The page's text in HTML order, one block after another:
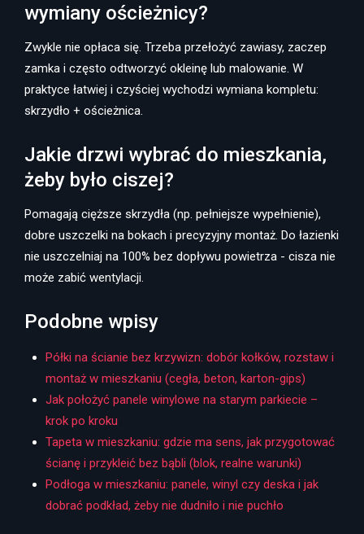
wymiany ościeżnicy?
Zwykle nie opłaca się. Trzeba przełożyć zawiasy, zaczep
zamka i często odtworzyć okleinę lub malowanie. W
praktyce łatwiej i czyściej wychodzi wymiana kompletu:
skrzydło + ościeżnica.
Jakie drzwi wybrać do mieszkania,
żeby było ciszej?
Pomagają cięższe skrzydła (np. pełniejsze wypełnienie),
dobre uszczelki na bokach i precyzyjny montaż. Do łazienki
nie uszczelniaj na 100% bez dopływu powietrza - cisza nie
może zabić wentylacji.
Podobne wpisy
Półki na ścianie bez krzywizn: dobór kołków, rozstaw i
montaż w mieszkaniu (cegła, beton, karton-gips)
Jak położyć panele winylowe na starym parkiecie –
krok po kroku
Tapeta w mieszkaniu: gdzie ma sens, jak przygotować
ścianę i przykleić bez bąbli (blok, realne warunki)
Podłoga w mieszkaniu: panele, winyl czy deska i jak
dobrać podkład, żeby nie dudniło i nie puchło